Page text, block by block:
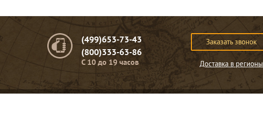
(499)653-73-43
(800)333-63-86
C 10 до 19 часов
Заказать звонок
Доставка в регионы